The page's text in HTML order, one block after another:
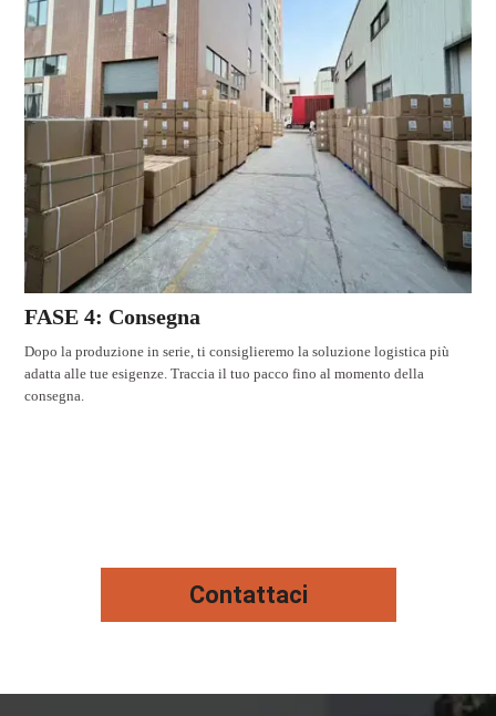
FASE 4: Consegna
Dopo la produzione in serie, ti consiglieremo la soluzione logistica più
adatta alle tue esigenze. Traccia il tuo pacco fino al momento della
consegna.
Contattaci